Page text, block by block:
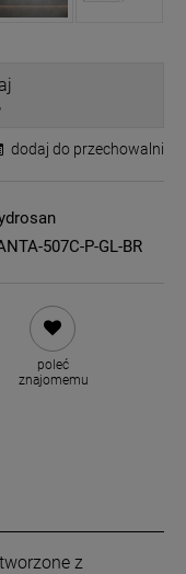
dodaj do przechowalni
507C-P-GL-BR
poleć
znajomemu
z